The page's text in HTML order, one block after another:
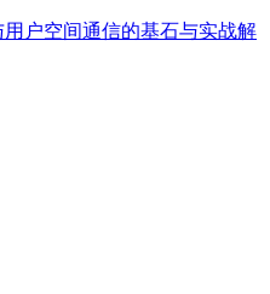
户空间通信的基石与实战解